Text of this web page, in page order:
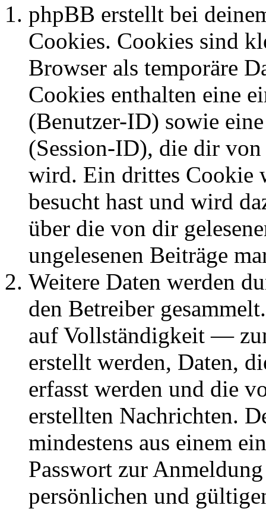
phpBB erstellt bei
Cookies. Cookies sind
Browser als temporäre
Cookies enthalten eine
(Benutzer-ID) sowie
(Session-ID), die dir
wird. Ein drittes Cookie
besucht hast und wird
über die von dir
ungelesenen Beiträge
Weitere Daten werden
den Betreiber
auf Vollständigkeit —
erstellt werden, Daten,
erfasst werden und die
erstellten Nachrichten.
mindestens aus einem
Passwort zur
persönlichen und